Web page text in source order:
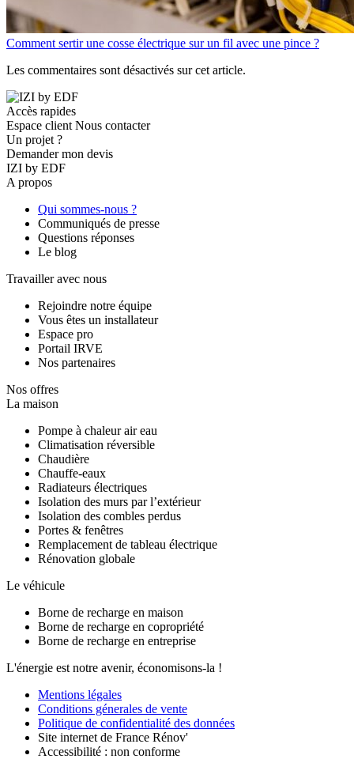
Comment sertir une cosse électrique sur un fil avec une pince ?
Les commentaires sont désactivés sur cet article.
Accès rapides
Espace client Nous contacter
Un projet ?
Demander mon devis
IZI by EDF
A propos
Qui sommes-nous ?
Communiqués de presse
Questions réponses
Le blog
Travailler avec nous
Rejoindre notre équipe
Vous êtes un installateur
Espace pro
Portail IRVE
Nos partenaires
Nos offres
La maison
Pompe à chaleur air eau
Climatisation réversible
Chaudière
Chauffe-eaux
Radiateurs électriques
Isolation des murs par l’extérieur
Isolation des combles perdus
Portes & fenêtres
Remplacement de tableau électrique
Rénovation globale
Le véhicule
Borne de recharge en maison
Borne de recharge en copropriété
Borne de recharge en entreprise
L'énergie est notre avenir, économisons-la !
Mentions légales
Conditions génerales de vente
Politique de confidentialité des données
Site internet de France Rénov'
Accessibilité : non conforme